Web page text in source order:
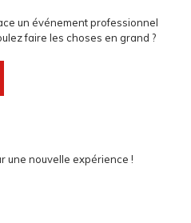
un événement professionnel
faire les choses en grand ?
une nouvelle expérience !